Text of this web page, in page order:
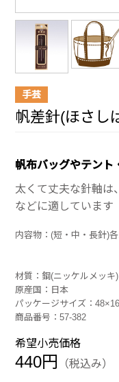
手芸
帆差針(ほさし
帆布バッグやテント
太くて丈夫な針軸は
などに適しています
内容物：(短・中・長針)
材質：鋼(ニッケルメッキ)
原産国：日本
パッケージサイズ：
商品番号：57-382
希望小売価格
440円 （税込み）